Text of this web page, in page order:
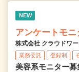
NEW
アンケートモニ
株式会社 クラウドワ
業務委託 登録制
美容系モニター